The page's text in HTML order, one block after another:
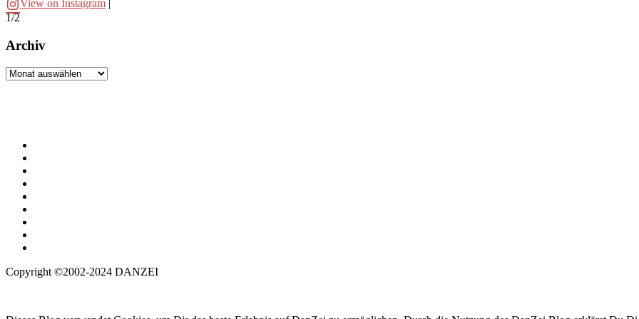
View on Instagram
1/2
Archiv
Archiv
Copyright ©2002-2024 DANZEI